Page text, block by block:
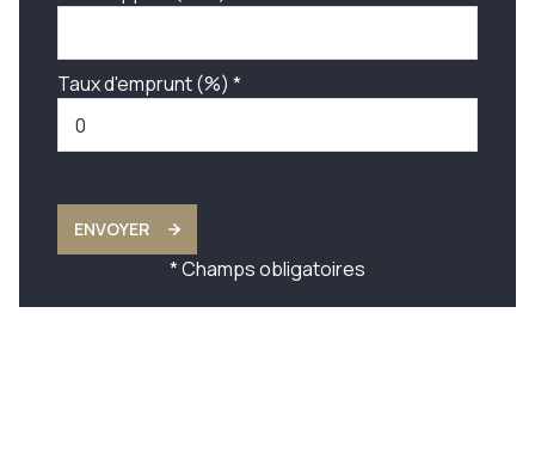
Taux d'emprunt (%) *
ENVOYER
* Champs obligatoires